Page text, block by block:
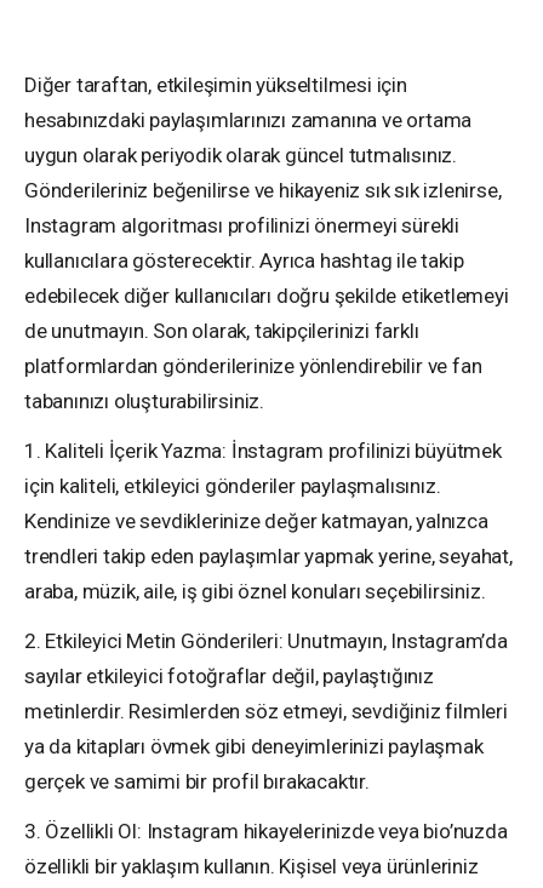
Diğer taraftan, etkileşimin yükseltilmesi için
hesabınızdaki paylaşımlarınızı zamanına ve ortama
uygun olarak periyodik olarak güncel tutmalısınız.
Gönderileriniz beğenilirse ve hikayeniz sık sık izlenirse,
Instagram algoritması profilinizi önermeyi sürekli
kullanıcılara gösterecektir. Ayrıca hashtag ile takip
edebilecek diğer kullanıcıları doğru şekilde etiketlemeyi
de unutmayın. Son olarak, takipçilerinizi farklı
platformlardan gönderilerinize yönlendirebilir ve fan
tabanınızı oluşturabilirsiniz.
1. Kaliteli İçerik Yazma: İnstagram profilinizi büyütmek
için kaliteli, etkileyici gönderiler paylaşmalısınız.
Kendinize ve sevdiklerinize değer katmayan, yalnızca
trendleri takip eden paylaşımlar yapmak yerine, seyahat,
araba, müzik, aile, iş gibi öznel konuları seçebilirsiniz.
2. Etkileyici Metin Gönderileri: Unutmayın, Instagram’da
sayılar etkileyici fotoğraflar değil, paylaştığınız
metinlerdir. Resimlerden söz etmeyi, sevdiğiniz filmleri
ya da kitapları övmek gibi deneyimlerinizi paylaşmak
gerçek ve samimi bir profil bırakacaktır.
3. Özellikli Ol: Instagram hikayelerinizde veya bio’nuzda
özellikli bir yaklaşım kullanın. Kişisel veya ürünleriniz